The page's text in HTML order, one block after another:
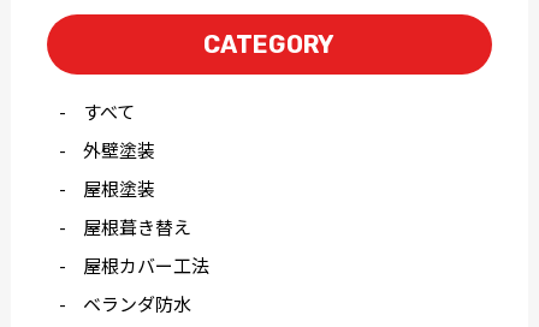
CATEGORY
すべて
外壁塗装
屋根塗装
屋根葺き替え
屋根カバー工法
ベランダ防水